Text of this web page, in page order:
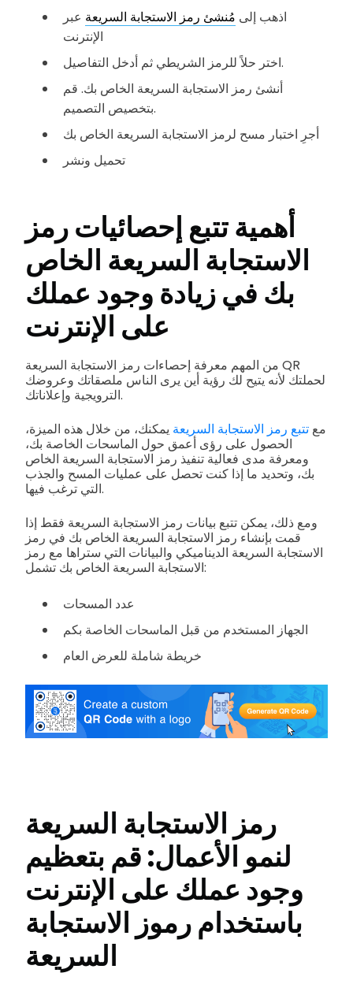
اذهب إلى مُنشئ رمز الاستجابة السريعة عبر
الإنترنت
اختر حلاً للرمز الشريطي ثم أدخل التفاصيل.
أنشئ رمز الاستجابة السريعة الخاص بك. قم
بتخصيص التصميم.
أجرِ اختبار مسح لرمز الاستجابة السريعة الخاص بك
تحميل ونشر
أهمية تتبع إحصائيات رمز
الاستجابة السريعة الخاص
بك في زيادة وجود عملك
على الإنترنت
من المهم معرفة إحصاءات رمز الاستجابة السريعة QR
لحملتك لأنه يتيح لك رؤية أين يرى الناس ملصقاتك وعروضك
الترويجية وإعلاناتك.
مع تتبع رمز الاستجابة السريعة يمكنك، من خلال هذه الميزة،
الحصول على رؤى أعمق حول الماسحات الخاصة بك،
ومعرفة مدى فعالية تنفيذ رمز الاستجابة السريعة الخاص
بك، وتحديد ما إذا كنت تحصل على عمليات المسح والجذب
التي ترغب فيها.
ومع ذلك، يمكن تتبع بيانات رمز الاستجابة السريعة فقط إذا
قمت بإنشاء رمز الاستجابة السريعة الخاص بك في رمز
الاستجابة السريعة الديناميكي والبيانات التي ستراها مع رمز
الاستجابة السريعة الخاص بك تشمل:
عدد المسحات
الجهاز المستخدم من قبل الماسحات الخاصة بكم
خريطة شاملة للعرض العام
رمز الاستجابة السريعة
لنمو الأعمال: قم بتعظيم
وجود عملك على الإنترنت
باستخدام رموز الاستجابة
السريعة